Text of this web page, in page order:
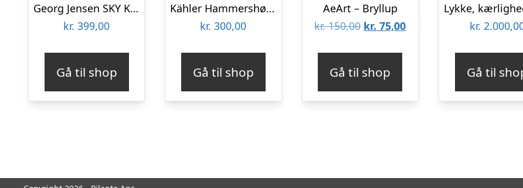
Georg Jensen SKY Kortspil – Bryllup
kr. 399,00
Gå til shop
Kähler Hammershøi Kagespade L 28,5 cm
kr. 300,00
Gå til shop
AeArt – Bryllup
kr.150,00 Den
var:
kr. 150,00.
kr. 75,00Den
kr. 75,00.
Gå til shop
kr.
Gå til